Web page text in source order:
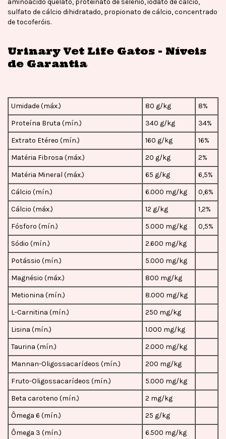
aminoácido quelato, proteinato de selênio, iodato de cálcio,
sulfato de cálcio dihidratado, propionato de cálcio, concentrado
de tocoferóis.
Urinary Vet Life Gatos - Níveis
de Garantia
Umidade (máx.) 80 g/kg
8%
Proteína Bruta (mín.)
340 g/kg
34%
Extrato Etéreo (mín.)
160 g/kg
16%
Matéria Fibrosa (máx.)
20 g/kg
2%
Matéria Mineral (máx.)
65 g/kg
6,5%
Cálcio (mín.)
6.000 mg/kg
0,6%
Cálcio (máx.)
12 g/kg
1,2%
Fósforo (mín.)
5.000 mg/kg
0,5%
Sódio (mín.)
2.600 mg/kg
Potássio (mín.)
5.000 mg/kg
Magnésio (máx.)
800 mg/kg
Metionina (mín.)
8.000 mg/kg
L-Carnitina (mín.)
250 mg/kg
Lisina (mín.)
1.000 mg/kg
Taurina (mín.)
2.000 mg/kg
Mannan-Oligossacarídeos (mín.)
200 mg/kg
Fruto-Oligossacarídeos (mín.)
5.000 mg/kg
Beta caroteno (mín.)
2 mg/kg
Ômega 6 (mín.)
25 g/kg
Ômega 3 (mín.)
6.500 mg/kg